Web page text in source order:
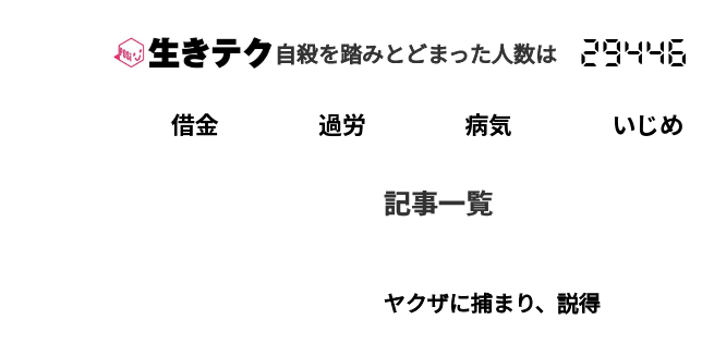
自殺を踏みとどまった人数は 29446
借金 過労 病気 いじめ
記事一覧
ヤクザに捕まり、説得